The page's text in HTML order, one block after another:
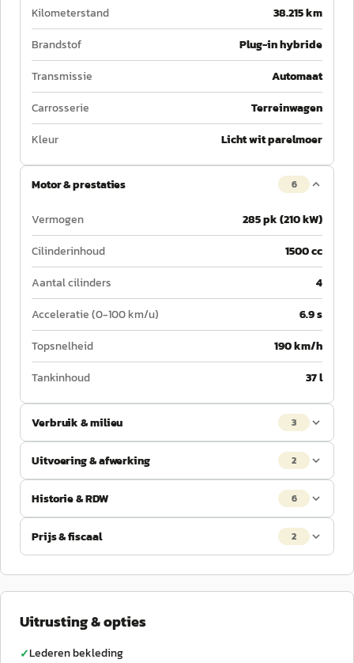
Kilometerstand
38.215 km
Brandstof
Plug-in hybride
Transmissie
Automaat
Carrosserie
Terreinwagen
Kleur
Licht wit parelmoer
Motor & prestaties 6
Vermogen
285 pk (210 kW)
Cilinderinhoud
1500 cc
Aantal cilinders
4
Acceleratie (0-100 km/u)
6.9 s
Topsnelheid
190 km/h
Tankinhoud
37 l
Verbruik & milieu 3
Uitvoering & afwerking 2
Historie & RDW 6
Prijs & fiscaal 2
Uitrusting & opties
✓Lederen bekleding